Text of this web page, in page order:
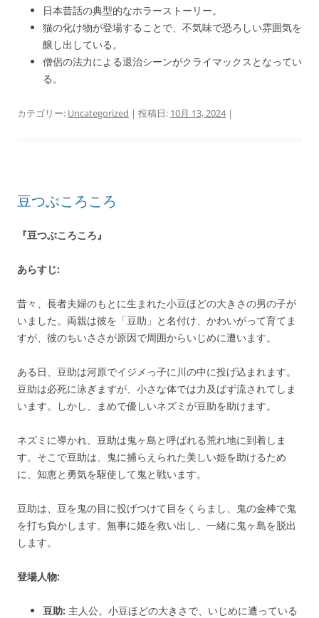
日本昔話の典型的なホラーストーリー。
猫の化け物が登場することで、不気味で恐ろしい雰囲気を
醸し出している。
僧侶の法力による退治シーンがクライマックスとなってい
る。
カテゴリー: Uncategorized | 投稿日: 10月 13, 2024|
豆つぶころころ
『豆つぶころころ』
あらすじ:
昔々、長者夫婦のもとに生まれた小豆ほどの大きさの男の子が
いました。両親は彼を「豆助」と名付け、かわいがって育てま
すが、彼のちいささが原因で周囲からいじめに遭います。
ある日、豆助は河原でイジメっ子に川の中に投げ込まれます。
豆助は必死に泳ぎますが、小さな体では力及ばず流されてしま
います。しかし、まめで優しいネズミが豆助を助けます。
ネズミに導かれ、豆助は鬼ヶ島と呼ばれる荒れ地に到着しま
す。そこで豆助は、鬼に捕らえられた美しい姫を助けるため
に、知恵と勇気を駆使して鬼と戦います。
豆助は、豆を鬼の目に投げつけて目をくらまし、鬼の金棒で鬼
を打ち負かします。無事に姫を救い出し、一緒に鬼ヶ島を脱出
します。
登場人物:
豆助: 主人公。小豆ほどの大きさで、いじめに遭っている